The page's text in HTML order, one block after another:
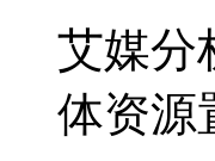
艾媒分
体资源